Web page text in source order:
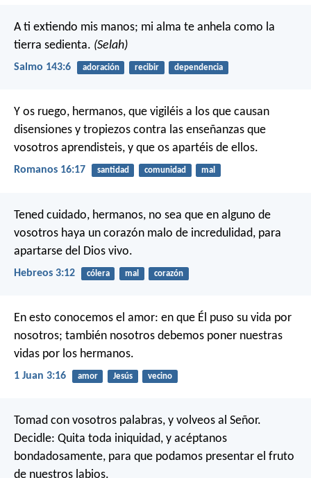
A ti extiendo mis manos; mi alma te anhela como la
tierra sedienta. (Selah)
Salmo 143:6 adoración recibir dependencia
Y os ruego, hermanos, que vigiléis a los que causan
disensiones y tropiezos contra las enseñanzas que
vosotros aprendisteis, y que os apartéis de ellos.
Romanos 16:17 santidad comunidad mal
Tened cuidado, hermanos, no sea que en alguno de
vosotros haya un corazón malo de incredulidad, para
apartarse del Dios vivo.
Hebreos 3:12 cólera mal corazón
En esto conocemos el amor: en que Él puso su vida por
nosotros; también nosotros debemos poner nuestras
vidas por los hermanos.
1 Juan 3:16 amor Jesús vecino
Tomad con vosotros palabras, y volveos al Señor.
Decidle: Quita toda iniquidad, y acéptanos
bondadosamente, para que podamos presentar el fruto
de nuestros labios.